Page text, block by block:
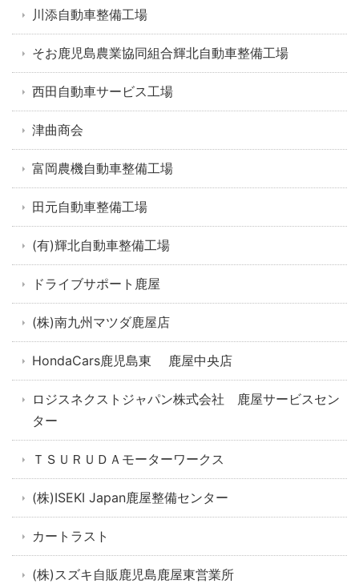
川添自動車整備工場
そお鹿児島農業協同組合輝北自動車整備工場
西田自動車サービス工場
津曲商会
富岡農機自動車整備工場
田元自動車整備工場
(有)輝北自動車整備工場
ドライブサポート鹿屋
(株)南九州マツダ鹿屋店
HondaCars鹿児島東 鹿屋中央店
ロジスネクストジャパン株式会社 鹿屋サービスセン
ター
ＴＳＵＲＵＤＡモーターワークス
(株)ISEKI Japan鹿屋整備センター
カートラスト
(株)スズキ自販鹿児島鹿屋東営業所